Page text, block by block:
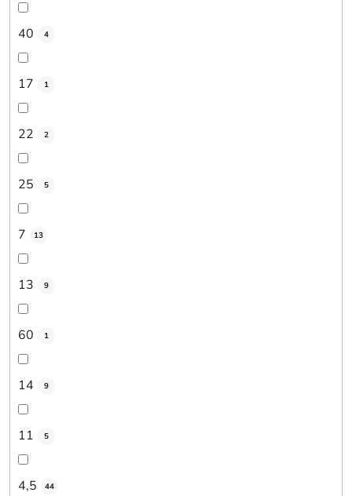
40 4
17 1
22 2
25 5
7 13
13 9
60 1
14 9
11 5
4,5 44